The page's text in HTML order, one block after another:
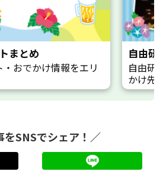
まとめ
おでかけ情報をエリ
自由研
自由研
かけ先
をSNSでシェア！／